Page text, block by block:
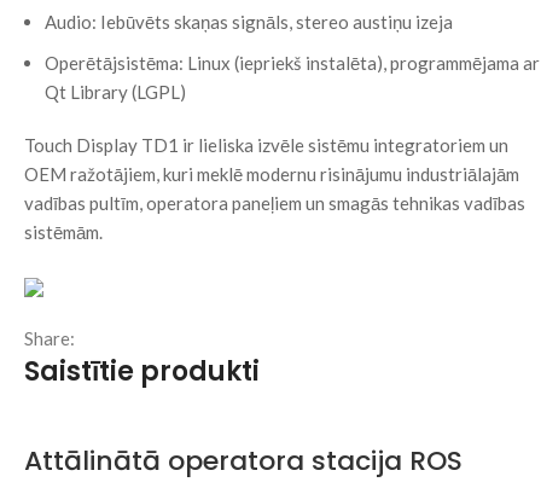
Audio: Iebūvēts skaņas signāls, stereo austiņu izeja
Operētājsistēma: Linux (iepriekš instalēta), programmējama ar
Qt Library (LGPL)
Touch Display TD1 ir lieliska izvēle sistēmu integratoriem un
OEM ražotājiem, kuri meklē modernu risinājumu industriālajām
vadības pultīm, operatora paneļiem un smagās tehnikas vadības
sistēmām.
Share:
Saistītie produkti
Attālinātā operatora stacija ROS